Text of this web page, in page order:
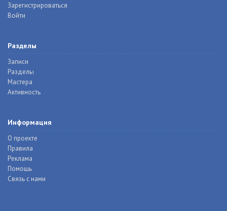
Зарегистрироваться
Войти
Разделы
Записи
Разделы
Мастера
Активность
Информация
О проекте
Правила
Реклама
Помощь
Связь с нами